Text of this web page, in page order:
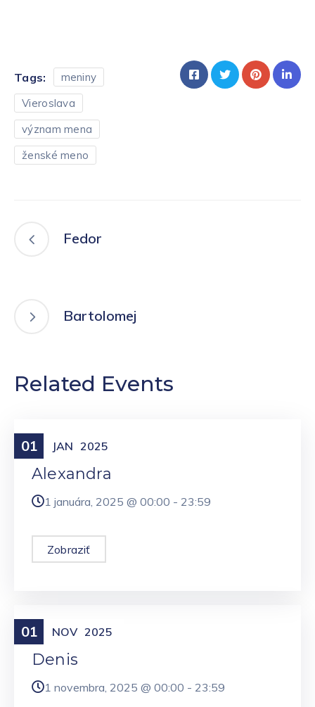
Tags:
meniny
Vieroslava
význam mena
ženské meno
Fedor
Bartolomej
Related Events
01 JAN 2025
Meniny
Alexandra
1 januára, 2025 @ 00:00 - 23:59
Zobraziť
01 NOV 2025
Meniny
Denis
1 novembra, 2025 @ 00:00 - 23:59